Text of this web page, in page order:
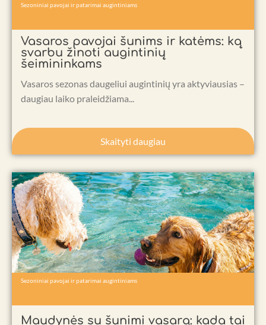
Sezoniniai pavojai ir patarimai augintiniams
Vasaros pavojai šunims ir katėms: ką
svarbu žinoti augintinių
šeimininkams
Vasaros sezonas daugeliui augintinių yra aktyviausias –
daugiau laiko praleidžiama...
Skaityti daugiau
Sezoniniai pavojai ir patarimai augintiniams
Maudynės su šunimi vasarą: kada tai